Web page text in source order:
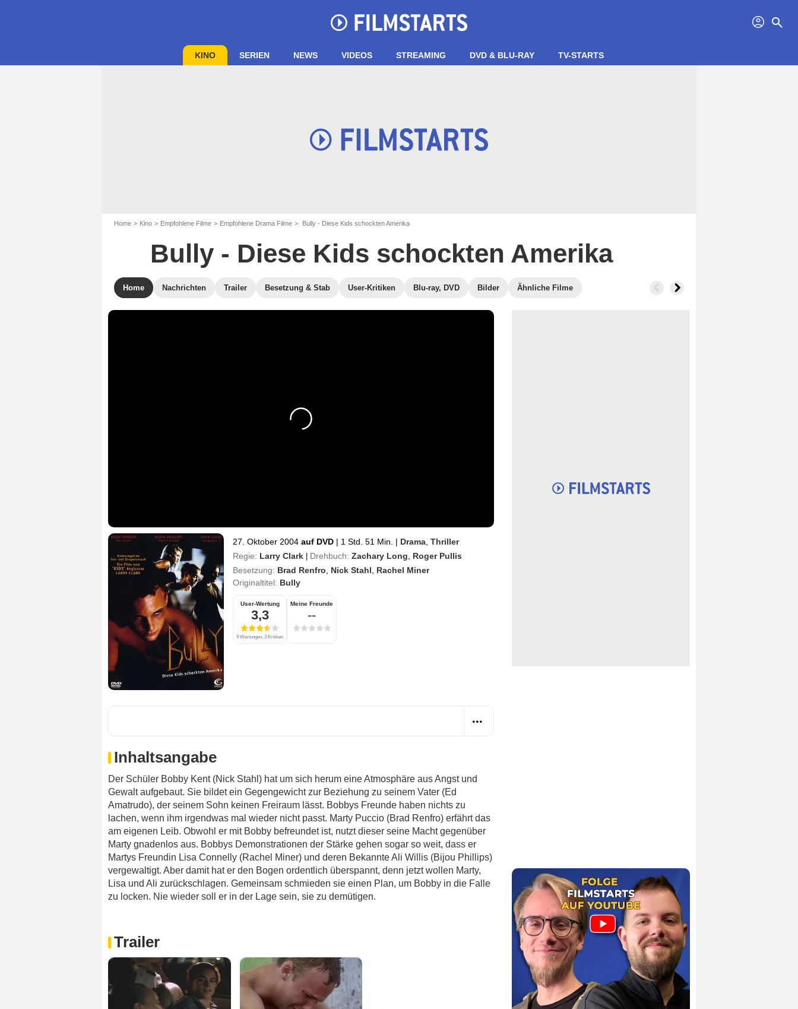
profil search
KINO SERIEN NEWS VIDEOS STREAMING DVD & BLU-RAY TV-STARTS
Home Kino Empfohlene Filme Empfohlene Drama Filme Bully - Diese Kids schockten Amerika
Bully - Diese Kids schockten Amerika
Home Nachrichten Trailer Besetzung & Stab User-Kritiken Blu-ray, DVD Bilder Ähnliche Filme
27. Oktober 2004 auf DVD | 1 Std. 51 Min. | Drama Thriller
Regie: Larry Clark | Drehbuch: Zachary Long
Roger Pullis
Besetzung: Brad Renfro Nick Stahl
Rachel Miner
Originaltitel: Bully
User-Wertung
3,3
9 Wertungen, 3 Kritiken
Meine Freunde
--
Inhaltsangabe
Der Schüler Bobby Kent (Nick Stahl) hat um sich herum eine Atmosphäre aus Angst und
Gewalt aufgebaut. Sie bildet ein Gegengewicht zur Beziehung zu seinem Vater (Ed
Amatrudo), der seinem Sohn keinen Freiraum lässt. Bobbys Freunde haben nichts zu
lachen, wenn ihm irgendwas mal wieder nicht passt. Marty Puccio (Brad Renfro) erfährt das
am eigenen Leib. Obwohl er mit Bobby befreundet ist, nutzt dieser seine Macht gegenüber
Marty gnadenlos aus. Bobbys Demonstrationen der Stärke gehen sogar so weit, dass er
Martys Freundin Lisa Connelly (Rachel Miner) und deren Bekannte Ali Willis (Bijou Phillips)
vergewaltigt. Aber damit hat er den Bogen ordentlich überspannt, denn jetzt wollen Marty,
Lisa und Ali zurückschlagen. Gemeinsam schmieden sie einen Plan, um Bobby in die Falle
zu locken. Nie wieder soll er in der Lage sein, sie zu demütigen.
Trailer